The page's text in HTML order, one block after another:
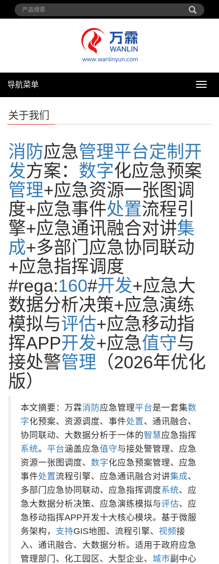
导
导航菜单
关于我们
消防应急管理平台定制 开
发方案： 数字化应急预案
管理+应急资源一张图调
度+应急事件处置流程引
擎+应急通讯融合对讲集
成+多部门应急协同联动
+应急指挥调度
#rega:160#开发+应急大
数据分析决策+应急演练
模拟与评估+应急移动指
挥APP开发+应急值守与
接处警管理 （2026年优化
版）
本文摘要：万霖消防应急管理平台是一套集数
字化预案、资源调度、事件处置、通讯融合、
协同联动、大数据分析于一体的智慧应急指挥
系统。 平台涵盖应急值守与接处警管理、应急
资源一张图调度、 数字化应急预案管理、应急
事件处置流程引擎、应急通讯融合对讲集成、
多部门应急协同联动、应急指挥调度系统、应
急大数据分析决策、应急演练模拟与评估、应
急移动指挥APP开发十大核心模块。基于微服
务架构， 支持GIS地图、流程引擎、 视频接
入、通讯融合、大数据分析。适用于政府应急
管理部门、化工园区、大型企业、 城市副中心